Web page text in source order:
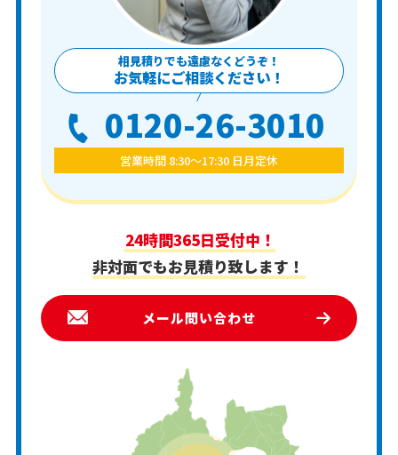
相見積りでも遠慮なくどうぞ！
お気軽にご相談ください！
0120-26-3010
営業時間 8:30〜17:30 日月定休
24時間365日受付中！
非対面でもお見積り致します！
メール問い合わせ